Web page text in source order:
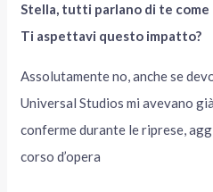
Stella, tutti parlano di te come
Ti aspettavi questo impatto?
Assolutamente no, anche se
Universal Studios mi avevano
conferme durante le riprese,
corso d’opera